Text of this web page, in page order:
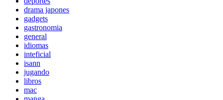
drama japones
gadgets
gastronomia
general
idiomas
inteficial
isann
jugando
libros
mac